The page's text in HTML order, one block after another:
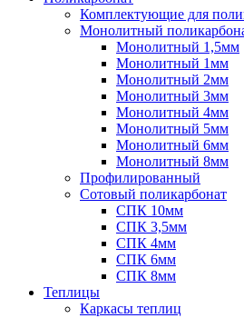
Комплектующие для
Монолитный
Монолитный 1,5мм
Монолитный 1мм
Монолитный 2мм
Монолитный 3мм
Монолитный 4мм
Монолитный 5мм
Монолитный 6мм
Монолитный 8мм
Профилированный
Сотовый поликарбонат
СПК 10мм
СПК 3,5мм
СПК 4мм
СПК 6мм
СПК 8мм
Теплицы
Каркасы теплиц